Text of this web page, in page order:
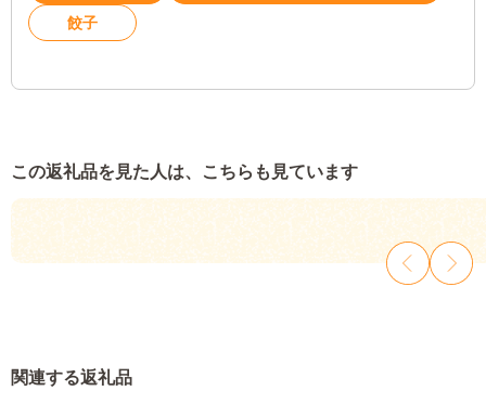
餃子
この返礼品を見た人は、こちらも見ています
関連する返礼品